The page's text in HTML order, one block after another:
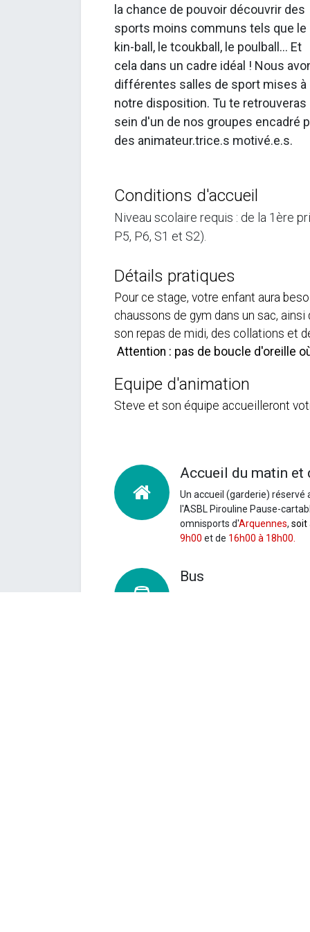
la chance de pouvoir découvrir des
sports moins communs tels que le
kin-ball, le tcoukball, le poulball... Et
cela dans un cadre idéal ! Nous
différentes salles de sport mises à
notre disposition. Tu te retrouveras
sein d'un de nos groupes encadré
des animateur.trice.s motivé.e.s.
Conditions d'accueil
Niveau scolaire requis : de la 1ère
P5, P6, S1 et S2).
Détails pratiques
Pour ce stage, votre enfant aura
chaussons de gym dans un sac,
son repas de midi, des
Attention : pas de boucle d'oreille
Equipe d'animation
Steve et son équipe accueilleront
Accueil du matin et
Un accueil (garderie)
l'ASBL Pirouline Pause-
omnisports d'Arquennes, soit
9h00 et de 16h00 à 18h00.
Bus